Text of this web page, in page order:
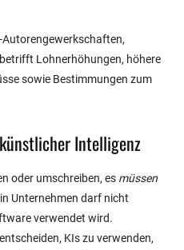
Autorengewerkschaften,
Lohnerhöhungen, höhere
sowie Bestimmungen zum
Intelligenz
oder umschreiben, es müssen
Unternehmen darf nicht
verwendet wird.
KIs zu verwenden,